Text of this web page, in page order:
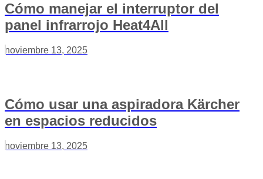
Cómo manejar el interruptor del
panel infrarrojo Heat4All
noviembre 13, 2025
Cómo usar una aspiradora Kärcher
en espacios reducidos
noviembre 13, 2025